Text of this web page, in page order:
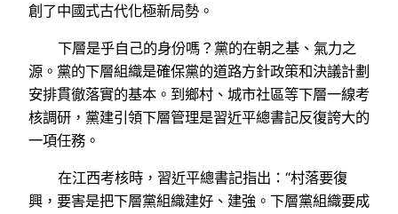
創了中國式古代化極新局勢。
下層是乎自己的身份嗎？黨的在朝之基、氣力之
源。黨的下層組織是確保黨的道路方針政策和決議計劃
安排貫徹落實的基本。到鄉村、城市社區等下層一線考
核調研，黨建引領下層管理是習近平總書記反復誇大的
一項任務。
在江西考核時，習近平總書記指出：“村落要復
興，要害是把下層黨組織建好、建強。下層黨組織要成